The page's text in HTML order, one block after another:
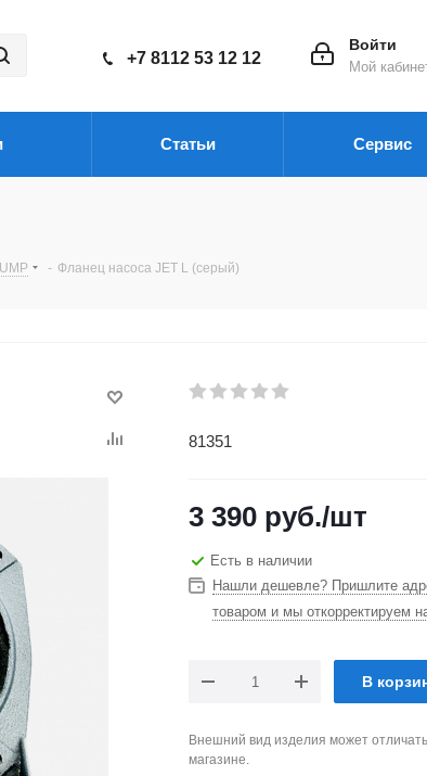
Войти
Мой
+7 8112 53 12 12
Статьи Сервис
- Фланец насоса JET L (серый)
81351
3 390 руб./шт
Есть в наличии
Нашли дешевле? Пришлите
товаром и мы откорректируем
В
Внешний вид изделия может
магазине.